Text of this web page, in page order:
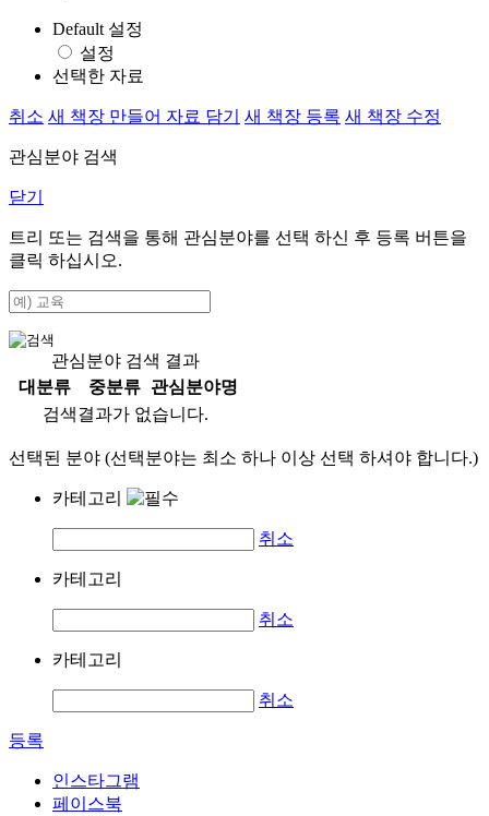
Default 설정
설정
선택한 자료
취소 새 책장 만들어 자료 담기 새 책장 등록 새 책장 수정
관심분야 검색
닫기
트리 또는 검색을 통해 관심분야를 선택 하신 후 등록 버튼을
클릭 하십시오.
관심분야 검색 결과
대분류
중분류
관심분야명
검색결과가 없습니다.
선택된 분야 (선택분야는 최소 하나 이상 선택 하셔야 합니다.)
카테고리
취소
카테고리
취소
카테고리
취소
등록
인스타그램
페이스북